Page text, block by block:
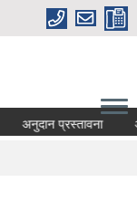
अनुदान प्रस्तावना